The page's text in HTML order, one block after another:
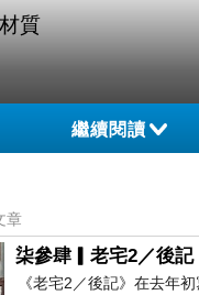
質
繼續閱讀
章
柒參肆▎老宅2／後記
《老宅2／後記》在去年